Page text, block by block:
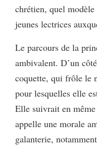
chrétien, quel
jeunes lectrices
Le parcours de la
ambivalent. D’un
coquette, qui frôle le
pour lesquelles elle
Elle suivrait en
appelle une morale
galanterie,